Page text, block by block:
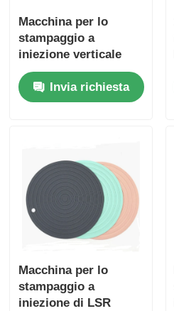
Macchina per lo
stampaggio a
iniezione verticale
LSR con servomotore
di forza di fissaggio
di 160 tonnellate e
Invia richiesta
Macchina per lo
stampaggio a
iniezione di LSR